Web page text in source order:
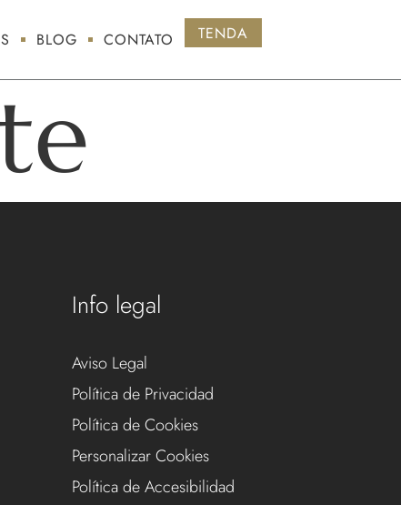
BLOG CONTATO TENDA
Info legal
Aviso Legal
Política de Privacidad
Política de Cookies
Personalizar Cookies
Política de Accesibilidad